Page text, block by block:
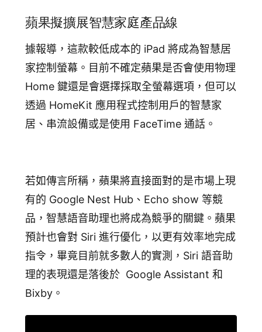
蘋果擬擴展智慧家庭產品線
據報導，這款較低成本的 iPad 將成為智慧居
家控制螢幕。目前不確定蘋果是否會使用物理
Home 鍵還是會選擇採取全螢幕選項，但可以
透過 HomeKit 應用程式控制用戶的智慧家
居、串流設備或是使用 FaceTime 通話。
若如傳言所稱，蘋果將直接面對的是市場上現
有的 Google Nest Hub、Echo show 等競
品，智慧語音助理也將成為競爭的關鍵。蘋果
預計也會對 Siri 進行優化，以更有效率地完成
指令，畢竟目前就多數人的實測，Siri 語音助
理的表現還是落後於 Google Assistant 和
Bixby。